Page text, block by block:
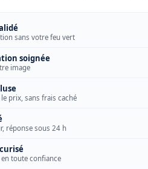
sans votre feu vert
soignée
image
prix, sans frais caché
réponse sous 24 h
toute confiance